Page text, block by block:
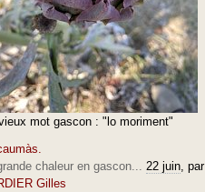
mot gascon : "lo moriment"
chaleur en gascon... 22 juin, par
Gilles